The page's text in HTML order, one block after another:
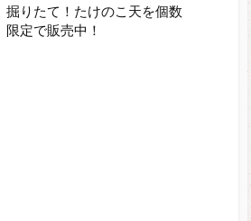
掘りたて！たけのこ天を個数
限定で販売中！